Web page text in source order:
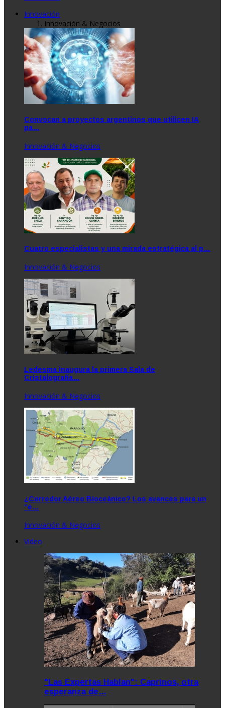
Innovación
Innovación & Negocios
Convocan a proyectos argentinos que utilicen IA
pa…
Innovación & Negocios
Cuatro especialistas y una mirada estratégica al p…
Innovación & Negocios
Ledesma inaugura la primera Sala de
Cristalografía…
Innovación & Negocios
¿Corredor Aéreo Bioceánico? Los avances para un
“e…
Innovación & Negocios
Video
"Las Expertas Hablan": Caprinos, otra
esperanza de…